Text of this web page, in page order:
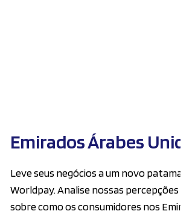
Emirados Árabes
Leve seus negócios a um novo patamar
Worldpay. Analise nossas percepções
sobre como os consumidores nos